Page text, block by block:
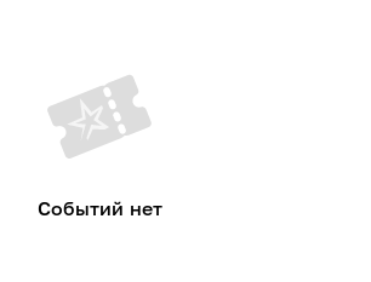
Событий нет